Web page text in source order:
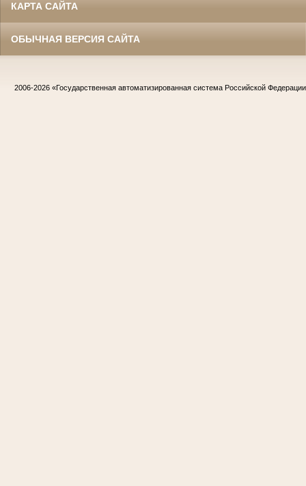
КАРТА САЙТА
ОБЫЧНАЯ ВЕРСИЯ САЙТА
2006-2026 «Государственная автоматизированная система Российской